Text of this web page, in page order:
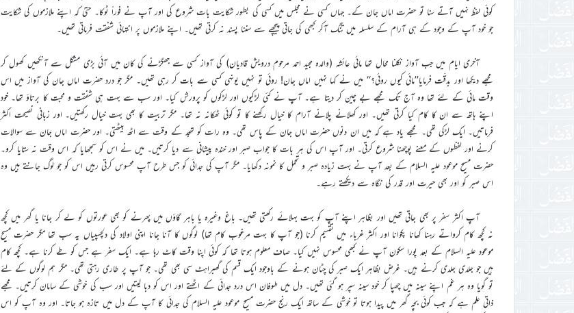
کوئی لفظ نہیں آتے سنا تو حضرت اماں جان کے۔ جہاں کسی نے مجلس میں کسی کی بطور شکایت بات شروع کی اور آپ نے فوراً ٹوکا۔ حتیٰ کہ اپنے ملازموں کی شکایت
جو خود آپ کے وجود کے ہی آرام کے سلسلہ میں تنگ آکر کبھی کی جاتی پیچھے سے سننا پسند نہ کرتی تھیں۔ اپنے ملازموں پر انتہائی شفقت فرماتی تھیں۔
آخری ایام میں جب آواز نکلنا محال تھا مائی عائشہ (والدہ مجید احمد مرحوم درویش قادیان) کی آواز کسی سے جھگڑنے کی کان میں آئی بڑی مشکل سے آنکھیں کھول کر
مجھے دیکھا اور بدقّت فرمایا’’مائی کیوں روئی؟‘‘ میں نے کہا نہیں اماں جان! روئی تو نہیں یونہی کسی سے بات کر رہی تھیں۔ مگر جو درد حضرت اماں جان کی آواز میں اس
وقت مائی کے لئے تھا وہ آج تک مجھے بے چین کر دیتا ہے۔ آپ نے کئی لڑکیوں اور لڑکوں کو پرورش کیا۔ اور سب سے بہت ہی شفقت و محبت کا برتاؤ تھا۔ خود
اپنے ہاتھ سے ان کا کام کیا کرتی تھیں۔ اور کھلانے پلانے آرام کا خیال رکھنے کا تو کوئی ٹھکانہ نہ تھا۔ مگر تربیت کا بھی بہت خیال رکھتیں۔ اور زبانی نصیحت اکثر
فرماتیں۔ ایک لڑکی تھی۔ مجھے یاد ہے کہ میں ان دنوں حضرت اماں جان کے پاس تھی۔ وہ رات کو تہجد کے وقت سے اٹھ بیٹھتی۔ اور حضرت اماں جان سے سوالات
کرنے اور لفظوں کے معنے پوچھنا شروع کرتی۔ اور آپ اس کی ہر بات کا جواب صبر اور خندہ پیشانی سے دیا کرتیں۔ میں نے اس کو سمجھایا کہ اس وقت نہ ستایا کرو۔
حضرت مسیح موعود علیہ السلام کے بعد آپ نے بہت زیادہ صبر و تحمل کا نمونہ دکھایا۔ مگر آپ کی جدائی کو جس طرح آپ محسوس کرتی رہیں اس کو جو لوگ جانتے ہیں وہ
اس صبر کو اور بھی حیرت اور قدر کی نگاہ سے دیکھتے رہے۔
آپ اکثر سفر پر بھی جاتی تھیں اور بظاہر اپنے آپ کو بہت بہلائے رکھتی تھیں۔ باغ وغیرہ یا باہر گاؤں میں پھرنے کو بھی عورتوں کو لے کر جانا یا گھر میں کچھ
نہ کچھ کام کرواتے رہنا کھانا پکوانا اور اکثر غرباء میں تقسیم کرنا (جو آپ کا بہت مرغوب کام تھا) لوگوں کا آنا جانا اپنی اولاد کی دلچسپیاں یہ سب تھا مگر حضرت مسیح
موعود علیہ السلام کے بعد پورا سکون آپ نے کبھی محسوس نہیں کیا۔ صاف معلوم ہوتا تھا کہ کوئی اپنا وقت کاٹ رہا ہے۔ ایک سفر ہے جس کو طے کرنا ہے۔ کچھ کام
ہیں جو جلدی جلدی کرنے ہیں۔ غرض بظاہر ایک صبر کی چٹان ہونے کے باوجود ایک قسم کی گھبراہٹ سی بھی تھی۔ جو آپ پر طاری رہتی تھی۔ مگر ہم لوگوں کے لئے
تو گویا وہ ہر غم اپنے سینہ میں چھپا کر خود سینہ سپر ہو گئی تھیں۔ دل میں طوفان اس درد جدائی کے اٹھتے اور اس کو دبا لیتیں اور سب کی خوشی کے سامان کرتیں۔ مجھے
ذاتی علم ہے کہ جب کوئی بچہ گھر میں پیدا ہوتا تو خوشی کے ساتھ ایک رنج حضرت مسیح موعود علیہ السلام کی جدائی کا آپ کے دل میں تازہ ہو جاتا۔ اور وہ آپ کو اس